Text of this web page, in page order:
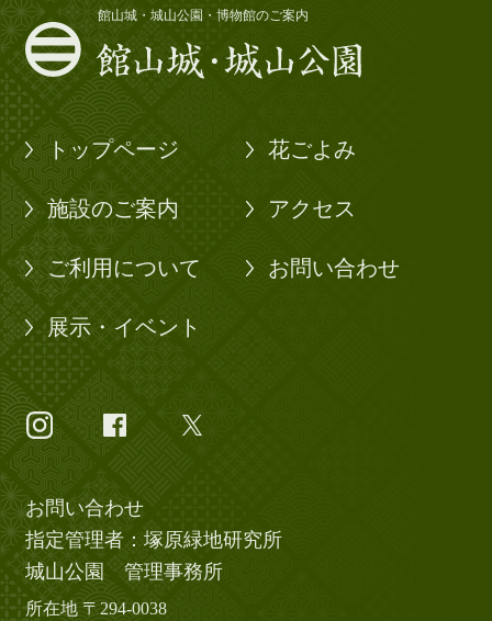
館山城・城山公園・博物館のご案内
トップページ
施設のご案内
ご利用について
展示・イベント
花ごよみ
アクセス
お問い合わせ
お問い合わせ
指定管理者：塚原緑地研究所
城山公園 管理事務所
所在地 〒294-0038